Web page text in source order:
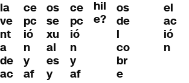
la
ve
nt
a
de
ac
ce
pc
ió
n
y
af
os
se
xu
al
es
y
ce
pc
ió
n
y
af
hil
e?
os
de
l
co
br
e
el
ac
ió
n